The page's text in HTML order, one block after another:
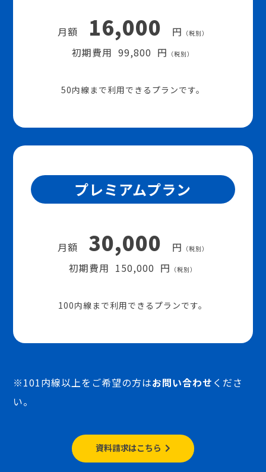
月額 16,000 円 （税別）
初期費用 99,800 円 （税別）
50内線まで利用できるプランです。
プレミアムプラン
月額 30,000 円 （税別）
初期費用 150,000 円 （税別）
100内線まで利用できるプランです。
※101内線以上をご希望の方はお問い合わせ くださ
い。
資料請求はこちら